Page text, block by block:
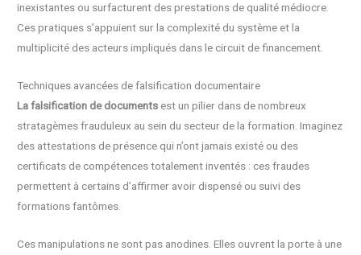
inexistantes ou surfacturent des prestations de qualité médiocre.
Ces pratiques s’appuient sur la complexité du système et la
multiplicité des acteurs impliqués dans le circuit de financement.
Techniques avancées de falsification documentaire
La falsification de documents est un pilier dans de nombreux
stratagèmes frauduleux au sein du secteur de la formation. Imaginez
des attestations de présence qui n’ont jamais existé ou des
certificats de compétences totalement inventés : ces fraudes
permettent à certains d’affirmer avoir dispensé ou suivi des
formations fantômes.
Ces manipulations ne sont pas anodines. Elles ouvrent la porte à une